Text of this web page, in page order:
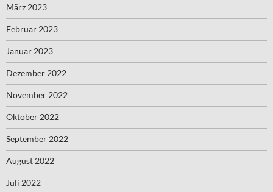
März 2023
Februar 2023
Januar 2023
Dezember 2022
November 2022
Oktober 2022
September 2022
August 2022
Juli 2022